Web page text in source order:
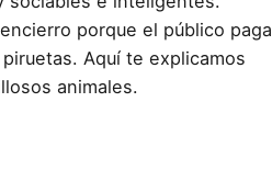
porque el público paga
Aquí te explicamos
animales.